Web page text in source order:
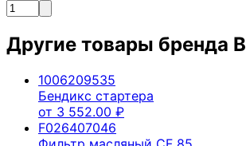
Другие товары бренда
1006209535
Бендикс стартера
от 3 552.00 ₽
F026407046